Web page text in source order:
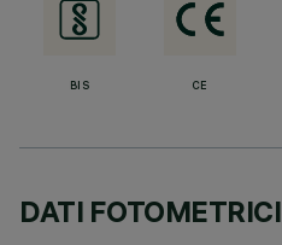
BIS CE
DATI FOTOMETRICI